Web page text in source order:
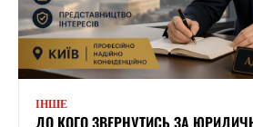
ІНШЕ